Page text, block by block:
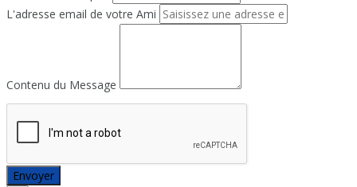
L'adresse email de votre Ami
Contenu du Message
Envoyer